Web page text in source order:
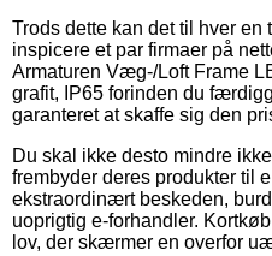
Trods dette kan det til hver en
inspicere et par firmaer på
Armaturen Væg-/Loft Frame
grafit, IP65 forinden du
garanteret at skaffe sig den
Du skal ikke desto mindre
frembyder deres produkter til
ekstraordinært beskeden,
uoprigtig e-forhandler.
lov, der skærmer en overfor